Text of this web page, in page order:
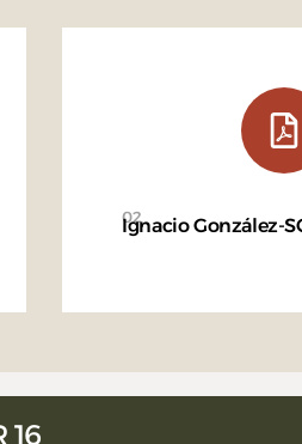
02
Ignacio González-
16